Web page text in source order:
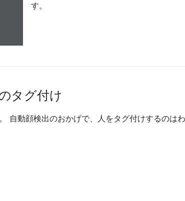
す。
タグ付け
自動顔検出のおかげで、人をタグ付けするのは